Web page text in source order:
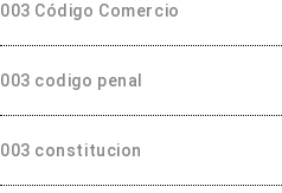
003 Código Comercio
003 codigo penal
003 constitucion